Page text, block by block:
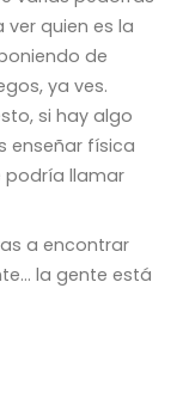
quien es la
de
ya ves.
si hay algo
enseñar física
podría llamar
a encontrar
la gente está